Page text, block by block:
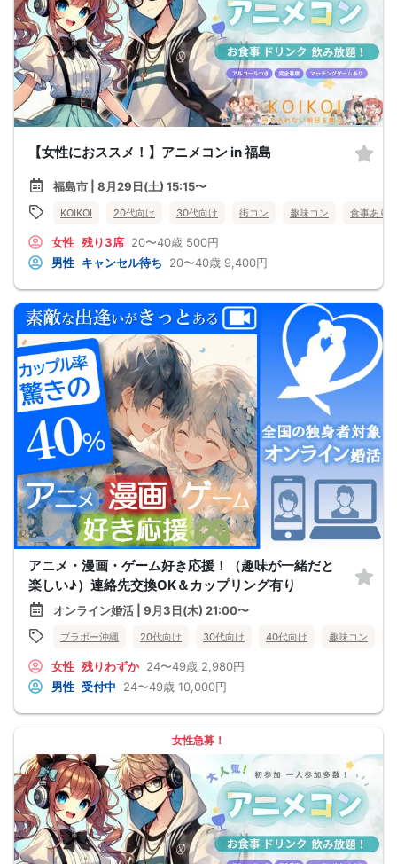
【女性におススメ！】アニメコン in 福島
福島市 | 8月29日(土) 15:15〜
KOIKOI 20代向け 30代向け 街コン 趣味コン 食事あり
女性 残り3席 20〜40歳 500円
男性 キャンセル待ち 20〜40歳 9,400円
アニメ・漫画・ゲーム好き応援！（趣味が一緒だと
楽しい♪）連絡先交換OK＆カップリング有り
オンライン婚活 | 9月3日(木) 21:00〜
ブラボー沖縄 20代向け 30代向け 40代向け 趣味コン
女性 残りわずか 24〜49歳 2,980円
男性 受付中 24〜49歳 10,000円
女性急募！